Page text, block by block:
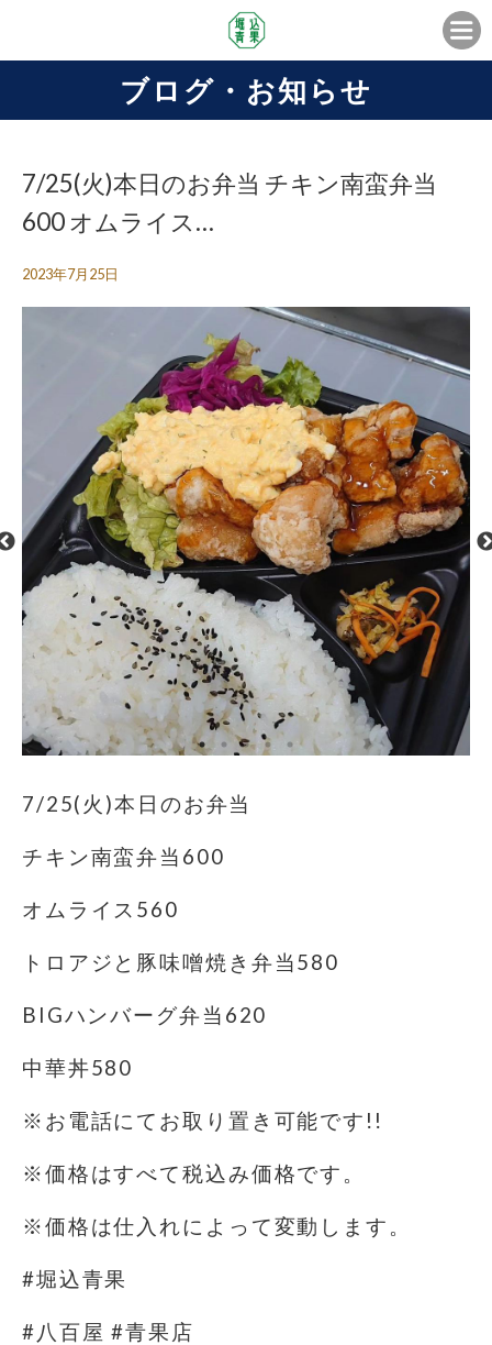
ブログ・お知らせ
7/25(火)本日のお弁当 チキン南蛮弁当
600 オムライス…
2023年7月25日
7/25(火)本日のお弁当
チキン南蛮弁当600
オムライス560
トロアジと豚味噌焼き弁当580
BIGハンバーグ弁当620
中華丼580
※お電話にてお取り置き可能です!!
※価格はすべて税込み価格です。
※価格は仕入れによって変動します。
#堀込青果
#八百屋 #青果店